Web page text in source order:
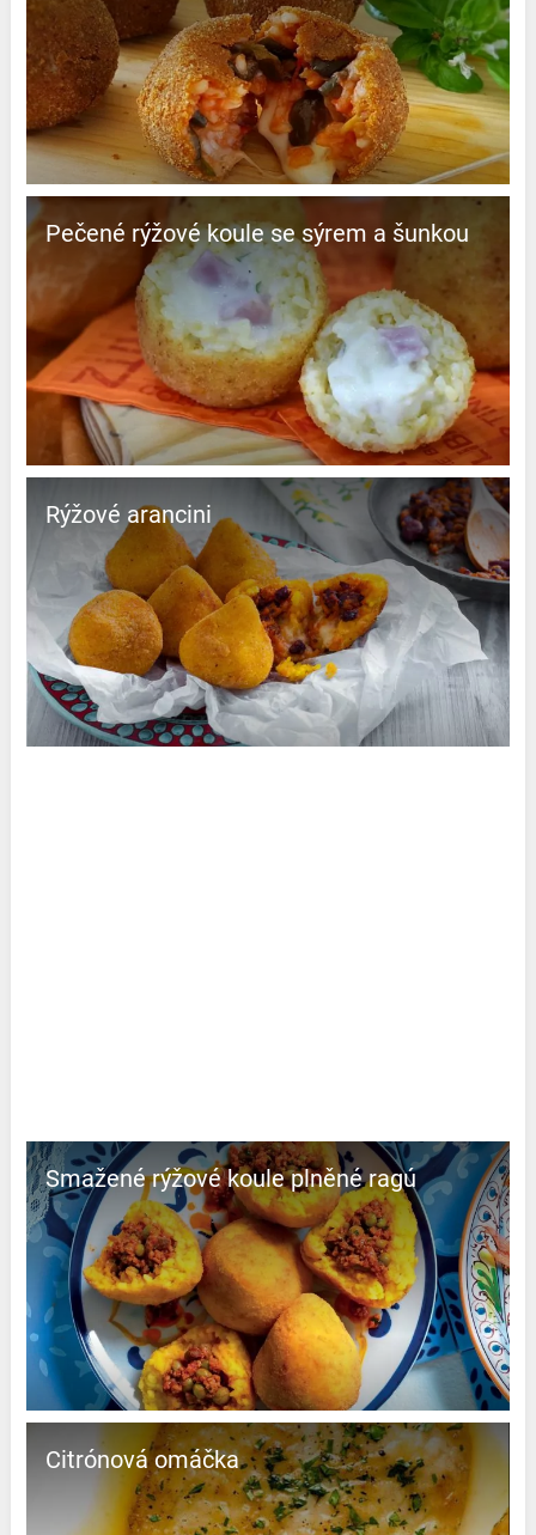
Pečené rýžové koule se sýrem a šunkou
Rýžové arancini
Smažené rýžové koule plněné ragú
Citrónová omáčka